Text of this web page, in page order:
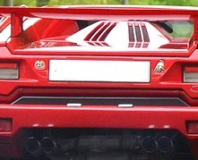
historiques …